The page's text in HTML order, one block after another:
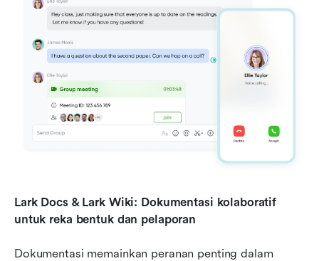
Lark Docs & Lark Wiki: Dokumentasi kolaboratif
untuk reka bentuk dan pelaporan
Dokumentasi memainkan peranan penting dalam